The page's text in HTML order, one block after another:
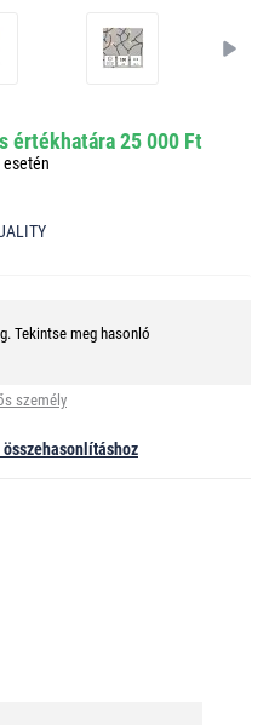
értékhatára 25 000 Ft
Tekintse meg hasonló
személy
összehasonlításhoz